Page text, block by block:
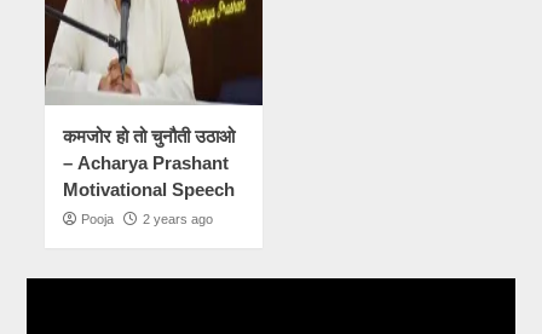
कमजोर हो तो चुनौती उठाओ
– Acharya Prashant
Motivational Speech
Pooja 2 years ago